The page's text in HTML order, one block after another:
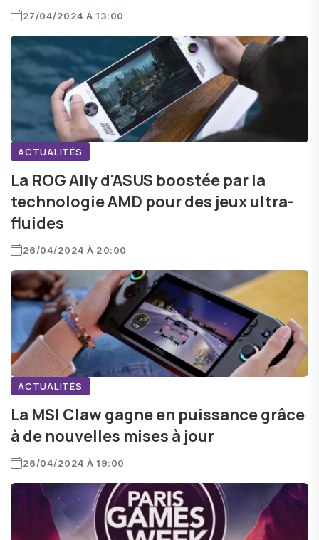
27/04/2024 À 13:00
ACTUALITÉS
La ROG Ally d'ASUS boostée par la
technologie AMD pour des jeux ultra-
fluides
26/04/2024 À 20:00
ACTUALITÉS
La MSI Claw gagne en puissance grâce
à de nouvelles mises à jour
26/04/2024 À 19:00